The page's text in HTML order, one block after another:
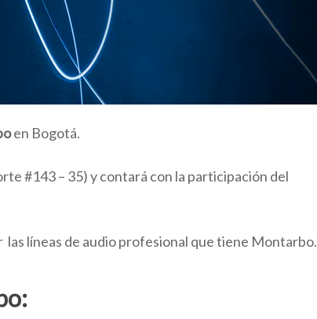
en Bogotá.
#143 – 35) y contará con la participación del
las líneas de audio profesional que tiene Montarbo.